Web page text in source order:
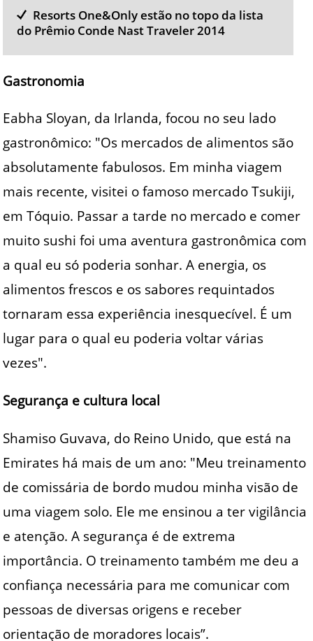
Resorts One&Only estão no topo da lista
do Prêmio Conde Nast Traveler 2014
Gastronomia
Eabha Sloyan, da Irlanda, focou no seu lado
gastronômico: "Os mercados de alimentos são
absolutamente fabulosos. Em minha viagem
mais recente, visitei o famoso mercado Tsukiji,
em Tóquio. Passar a tarde no mercado e comer
muito sushi foi uma aventura gastronômica com
a qual eu só poderia sonhar. A energia, os
alimentos frescos e os sabores requintados
tornaram essa experiência inesquecível. É um
lugar para o qual eu poderia voltar várias
vezes".
Segurança e cultura local
Shamiso Guvava, do Reino Unido, que está na
Emirates há mais de um ano: "Meu treinamento
de comissária de bordo mudou minha visão de
uma viagem solo. Ele me ensinou a ter vigilância
e atenção. A segurança é de extrema
importância. O treinamento também me deu a
confiança necessária para me comunicar com
pessoas de diversas origens e receber
orientação de moradores locais”.